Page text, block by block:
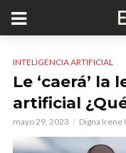
INTELIGENCIA ARTIFICIAL
Le ‘caerá’
artificial
mayo 29, 2023 Digna Irene